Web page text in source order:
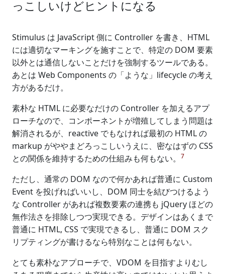
っこしいけどヒントになる
Stimulus は JavaScript 側に Controller を書き、HTML
には適切なマーキングを施すことで、特定の DOM 要素
以外とは通信しないことだけを強制するツールである。
あとは Web Components の「ような」lifecycle の考え
方があるだけ。
素朴な HTML に必要なだけの Controller を加えるアプ
ローチなので、コンポーネントが増殖してしまう問題は
解消されるが、reactive でもなければ最初の HTML の
markup がややまどろっこしいうえに、密なはずの CSS
との関係を維持するための仕組みも何もない。
7
ただし、通常の DOM なので何かあれば普通に Custom
Event を投げればいいし、DOM 同士を結びつけるよう
な Controller があれば複数要素の連携も jQuery ほどの
無作法さを排除しつつ実現できる。デザインはあくまで
普通に HTML, CSS で実現できるし、普通に DOM スク
リプティングが書けるなら特別なことは何もない。
とても素朴なアプローチで、VDOM を目指すよりむし